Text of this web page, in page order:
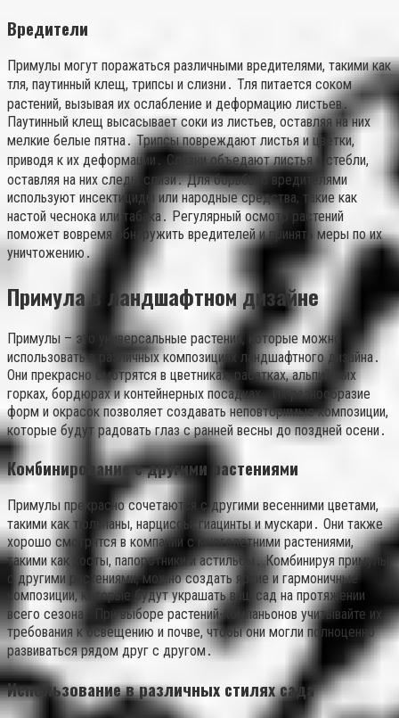
Вредители
Примулы могут поражаться различными вредителями, такими как
тля, паутинный клещ, трипсы и слизни․ Тля питается соком
растений, вызывая их ослабление и деформацию листьев․
Паутинный клещ высасывает соки из листьев, оставляя на них
мелкие белые пятна․ Трипсы повреждают листья и цветки,
приводя к их деформации․ Слизни объедают листья и стебли,
оставляя на них следы слизи․ Для борьбы с вредителями
используют инсектициды или народные средства, такие как
настой чеснока или табака․ Регулярный осмотр растений
поможет вовремя обнаружить вредителей и принять меры по их
уничтожению․
Примула в ландшафтном дизайне
Примулы – это универсальные растения, которые можно
использовать в различных композициях ландшафтного дизайна․
Они прекрасно смотрятся в цветниках, рабатках, альпийских
горках, бордюрах и контейнерных посадках․ Их разнообразие
форм и окрасок позволяет создавать неповторимые композиции,
которые будут радовать глаз с ранней весны до поздней осени․
Комбинирование с другими растениями
Примулы прекрасно сочетаются с другими весенними цветами,
такими как тюльпаны, нарциссы, гиацинты и мускари․ Они также
хорошо смотрятся в компании с многолетними растениями,
такими как хосты, папоротники и астильбы․ Комбинируя примулы
с другими растениями, можно создать яркие и гармоничные
композиции, которые будут украшать ваш сад на протяжении
всего сезона․ При выборе растений-компаньонов учитывайте их
требования к освещению и почве, чтобы они могли полноценно
развиваться рядом друг с другом․
Использование в различных стилях сада